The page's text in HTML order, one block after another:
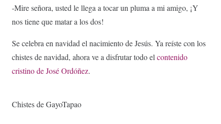
-Mire señora, usted le llega a tocar un pluma a mi amigo, ¡Y
nos tiene que matar a los dos!
Se celebra en navidad el nacimiento de Jesús. Ya reíste con los
chistes de navidad, ahora ve a disfrutar todo elcontenido
cristino de José Ordóñez.
Chistes de GayoTapao